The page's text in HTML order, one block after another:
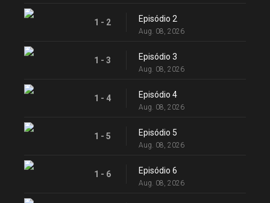
1 - 2 Episódio 2
Aug. 08, 2026
1 - 3 Episódio 3
Aug. 08, 2026
1 - 4 Episódio 4
Aug. 08, 2026
1 - 5 Episódio 5
Aug. 08, 2026
1 - 6 Episódio 6
Aug. 08, 2026